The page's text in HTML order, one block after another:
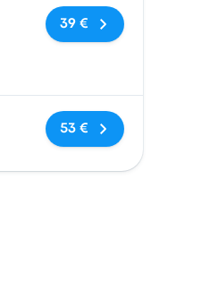
Sin etiquetas
39 €
Sin etiquetas
53 €